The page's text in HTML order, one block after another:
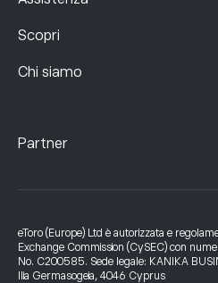
Scopri
Chi siamo
Partner
eToro (Europe) Ltd è autorizzata e
Exchange Commission (CySEC) con
No. C200585. Sede legale: KANIKA
Ilia Germasogeia, 4046 Cyprus